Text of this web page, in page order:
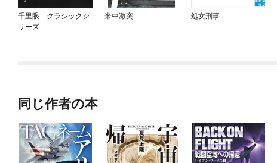
千里眼 クラシックシ
リーズ
米中激突 処女刑事
同じ作者の本